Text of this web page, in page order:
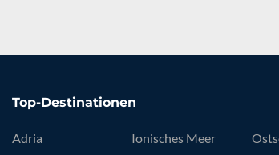
Top-Destinationen
Adria
Ionisches Meer